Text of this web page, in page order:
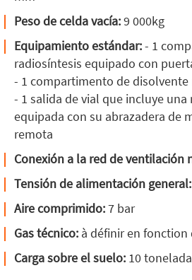
Peso de celda vacía:9 000kg
Equipamiento estándar:- 1
radiosíntesis equipado con
- 1 compartimento de
- 1 salida de vial que incluye
equipada con su abrazadera de
remota
Conexión a la red de ventilación
Tensión de alimentación general:
Aire comprimido:7 bar
Gas técnico: à définir en fonction
Carga sobre el suelo: 10